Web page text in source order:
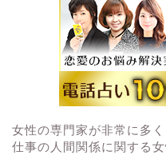
女性の専門家が非常に多
仕事の人間関係に関する